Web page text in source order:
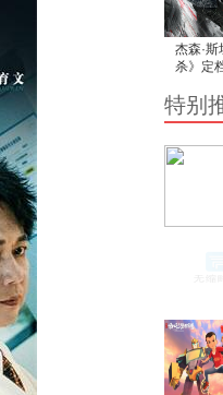
杰森·斯
杀》定
特别